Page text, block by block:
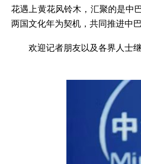
花遇上黄花风铃木，汇聚的是中
两国文化年为契机，共同推进中
欢迎记者朋友以及各界人士